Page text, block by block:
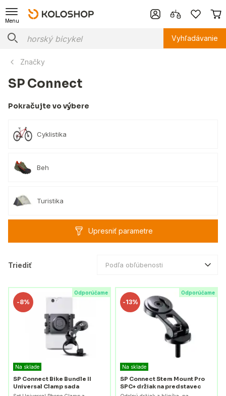
Menu
Vyhľadávanie
Značky
SP Connect
Pokračujte vo výbere
Cyklistika
Beh
Turistika
Upresniť parametre
Triediť Podľa obľúbenosti
Odporúčame
-8%
Na sklade
SP Connect Bike Bundle II
Universal Clamp sada
Odporúčame
-13%
Na sklade
SP Connect Stem Mount Pro
SPC+ držiak na predstavec